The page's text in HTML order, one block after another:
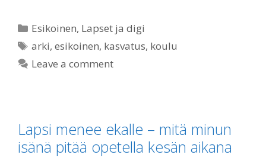
Categories
Esikoinen, Lapset ja digi
Tags
arki,esikoinen, kasvatus, koulu
Leave a comment
Lapsi menee ekalle – mitä minun
isänä pitää opetella kesän aikana